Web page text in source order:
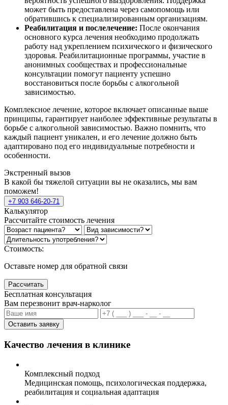
может быть предоставлена через самопомощь или
обратившись к специализированным организациям.
Реабилитация и послелечение: После окончания
основного курса лечения необходимо продолжать
работу над укреплением психического и физического
здоровья. Реабилитационные программы, участие в
анонимных сообществах и профессиональные
консультации помогут пациенту успешно
восстановиться после борьбы с алкогольной
зависимостью.
Комплексное лечение, которое включает описанные выше
принципы, гарантирует наиболее эффективные результаты в
борьбе с алкогольной зависимостью. Важно помнить, что
каждый пациент уникален, и его лечение должно быть
адаптировано под его индивидуальные потребности и
особенности.
Экстренный вызов
В какой бы тяжелой ситуации вы не оказались, мы вам
поможем!
+7 903 646-20-71
Калькулятор
Рассчитайте стоимость лечения
Стоимость:
Оставьте номер для обратной связи
Рассчитать
Бесплатная консультация
Вам перезвонит врач-нарколог
Оставить заявку
Качество лечения в клинике
Комплексный подход
Медицинская помощь, психологическая поддержка,
реабилитация и социальная адаптация